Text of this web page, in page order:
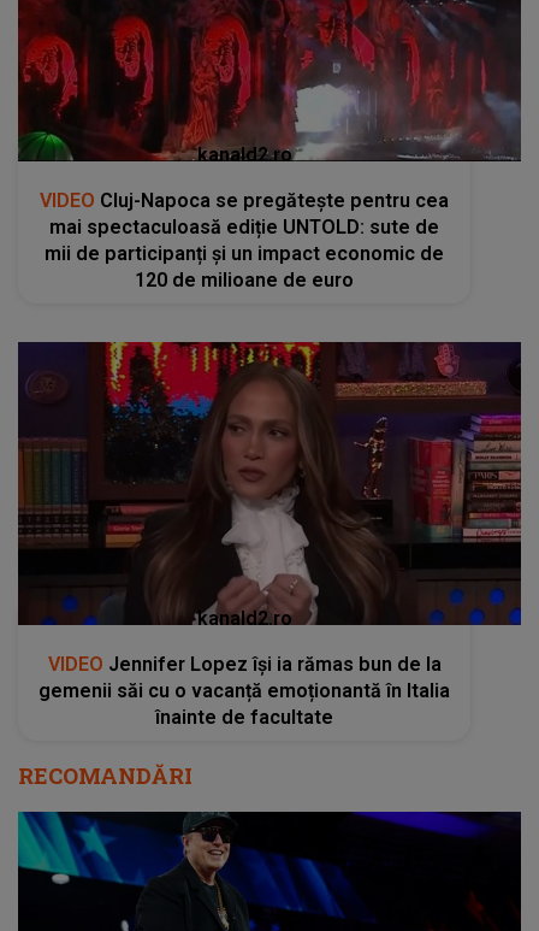
kanald2.ro
VIDEO Cluj-Napoca se pregătește pentru cea
mai spectaculoasă ediție UNTOLD: sute de
mii de participanți și un impact economic de
120 de milioane de euro
kanald2.ro
VIDEO Jennifer Lopez își ia rămas bun de la
gemenii săi cu o vacanță emoționantă în Italia
înainte de facultate
RECOMANDĂRI